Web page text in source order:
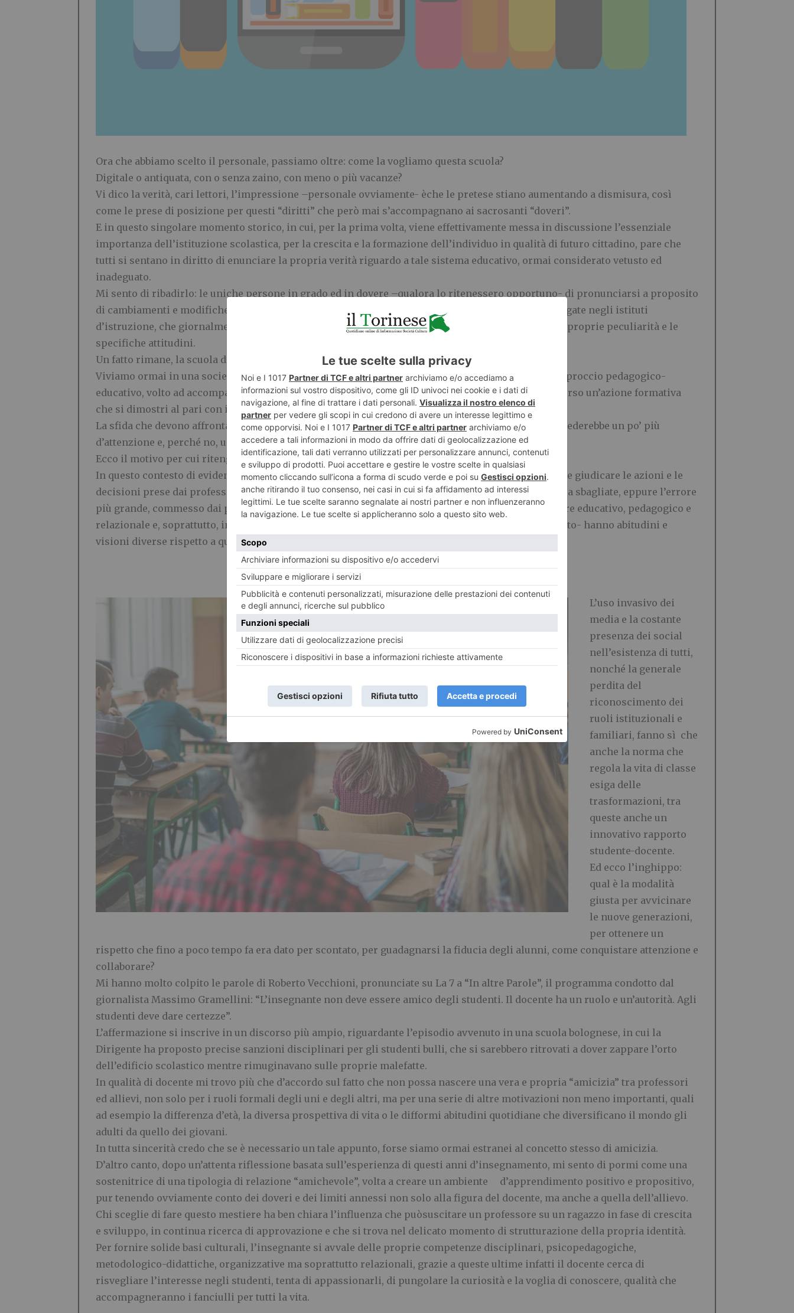
Ora che abbiamo scelto il personale, passiamo oltre: come la vogliamo questa scuola?
Digitale o antiquata, con o senza zaino, con meno o più vacanze?
Vi dico la verità, cari lettori, l’impressione –personale ovviamente- èche le pretese stiano aumentando a dismisura, così
come le prese di posizione per questi “diritti” che però mai s’accompagnano ai sacrosanti “doveri”.
E in questo singolare momento storico, in cui, per la prima volta, viene effettivamente messa in discussione l’essenziale
importanza dell’istituzione scolastica, per la crescita e la formazione dell’individuo in qualità di futuro cittadino, pare che
tutti si sentano in diritto di enunciare la propria verità riguardo a tale sistema educativo, ormai considerato vetusto ed
inadeguato.
Mi sento di ribadirlo: le uniche persone in grado ed in dovere –qualora lo ritenessero opportuno- di pronunciarsi a proposito
di cambiamenti e modifiche al sistema scolastico, sono quelle medesi
me figure attualmente impiegate negli istituti
d’istruzione, che giornalmente s imbattono in numerosi studenti, di età disparate, ciascuno con le proprie peculiarità e le
specifiche attitudini.
Un fatto rimane, la scuola di oggi non solo non è quella di ieri, ma non potrà mai diventarlo.
Viviamo ormai in una societ
che comporta e richiede dei cambiamenti, tra i quali un rinnovato approccio pedagogico-
educativo, volto ad accompagnare i giovani nativi digitali lungo il loro percorso di crescita, attraverso un’azione formativa
che si dimostri al pari con i tempi.
La sfida che devono affrontare i professori oggi è tutt’ altro che semplice, evenienza che forse richiederebbe un po’ più
d’attenzione e, perché no, un rispetto maggiore.
Ecco il motivo per cui ritengo che una riflessione sia d’obbligo.
In questo contesto di evidente mutamento,è facile salire in cattedra –permettetemil’espressione- e giudicare le azioni e le
decisioni prese dai professori, che talvolta possono passare per superficiali, affrettateo addirittura sbagliate, eppure l’errore
più grande, commesso dai pi
, sta nel dimenticarsi che si tratta di professionisti, esperti del settore educativo, pedagogico e
relazionale e, soprattutto, individui abituati a condividere tempo e spazi con i ragazz
ripeto- hanno abitudini e
visioni diverse rispetto a quelle degli adolescenti delle generazioni precedenti.
L’uso invasivo dei
media e la costante
presenza dei social
nell’esistenza di tutti,
nonché la generale
perdita del
riconoscimento dei
ruoli istituzionali e
familiari, fanno sì che
anche la norma che
regola la vita di classe
esiga delle
trasformazioni, tra
queste anche un
innovativo rapporto
studente-docente.
Ed ecco l’inghippo:
qual è la modalità
giusta per avvicinare
le nuove generazioni,
per ottenere un
rispetto che fino a poco tempo fa era dato per scontato, per guadagnarsi la fiducia degli alunni, come conquistare attenzione e
collaborare?
Mi hanno molto colpito le parole di Roberto Vecchioni, pronunciate su La 7 a “In altre Parole”, il programma condotto dal
giornalista Massimo Gramellini: “L’insegnante non deve essere amico degli studenti. Il docente ha un ruolo e un’autorità. Agli
studenti deve dare certezze”.
L’affermazione si inscrive in un discorso più ampio, riguardante l’episodio avvenuto in una scuola bolognese, in cui la
Dirigente ha proposto precise sanzioni disciplinari per gli studenti bulli, che si sarebbero ritrovati a dover zappare l’orto
dell’edificio scolastico mentre rimuginavano sulle proprie malefatte.
In qualità di docente mi trovo più che d’accordo sul fatto che non possa nascere una vera e propria “amicizia” tra professori
ed allievi, non solo per i ruoli formali degli uni e degli altri, ma per una serie di altre motivazioni non meno importanti, quali
ad esempio la differenza d’età, la diversa prospettiva di vita o le difformi abitudini quotidiane che diversificano il mondo gli
adulti da quello dei giovani.
In tutta sincerità credo che se è necessario un tale appunto, forse siamo ormai estranei al concetto stesso di amicizia.
D’altro canto, dopo un’attenta riflessione basata sull’esperienza di questi anni d’insegnamento, mi sento di pormi come una
sostenitrice di una tipologia di relazione “amichevole”, volta a creare un ambiente d’apprendimento positivo e propositivo,
pur tenendo ovviamente conto dei doveri e dei limiti annessi non solo alla figura del docente, ma anche a quella dell’allievo.
Chi sceglie di fare questo mestiere ha ben chiara l’influenza che puòsuscitare un professore su un ragazzo in fase di crescita
e sviluppo, in continua ricerca di approvazione e che si trova nel delicato momento di strutturazione della propria identità.
Per fornire solide basi culturali, l’insegnante si avvale delle proprie competenze disciplinari, psicopedagogiche,
metodologico-didattiche, organizzative ma soprattutto relazionali, grazie a queste ultime infatti il docente cerca di
risvegliare l’interesse negli studenti, tenta di appassionarli, di pungolare la curiosità e la voglia di conoscere, qualità che
accompagneranno i fanciulli per tutti la vita.